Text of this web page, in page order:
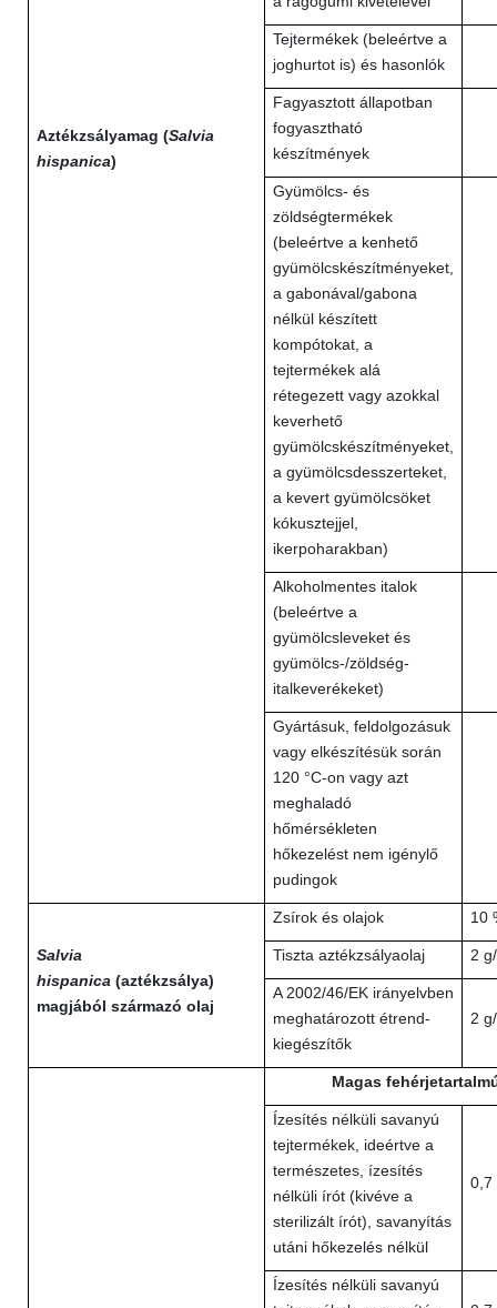
Aztékzsályamag (Salvia
hispanica)
Tejtermékek (beleértve a
joghurtot is) és hasonlók
Fagyasztott állapotban
fogyasztható
készítmények
Gyümölcs- és
zöldségtermékek
(beleértve a kenhető
gyümölcskészítményeket,
a gabonával/gabona
nélkül készített
kompótokat, a
tejtermékek alá
rétegezett vagy azokkal
keverhető
gyümölcskészítményeket,
a gyümölcsdesszerteket,
a kevert gyümölcsöket
kókusztejjel,
ikerpoharakban)
Alkoholmentes italok
(beleértve a
gyümölcsleveket és
gyümölcs-/zöldség-
italkeverékeket)
Gyártásuk, feldolgozásuk
vagy elkészítésük során
120 °C-on vagy azt
meghaladó
hőmérsékleten
hőkezelést nem igénylő
pudingok
Salvia
hispanica (aztékzsálya)
magjából származó olaj
Zsírok és olajok 10
Tiszta aztékzsályaolaj 2
A 2002/46/EK irányelvben
meghatározott étrend-
kiegészítők
2
Magas
Ízesítés nélküli savanyú
tejtermékek, ideértve a
természetes, ízesítés
nélküli írót (kivéve a
sterilizált írót), savanyítás
utáni hőkezelés nélkül
0,7
Ízesítés nélküli savanyú